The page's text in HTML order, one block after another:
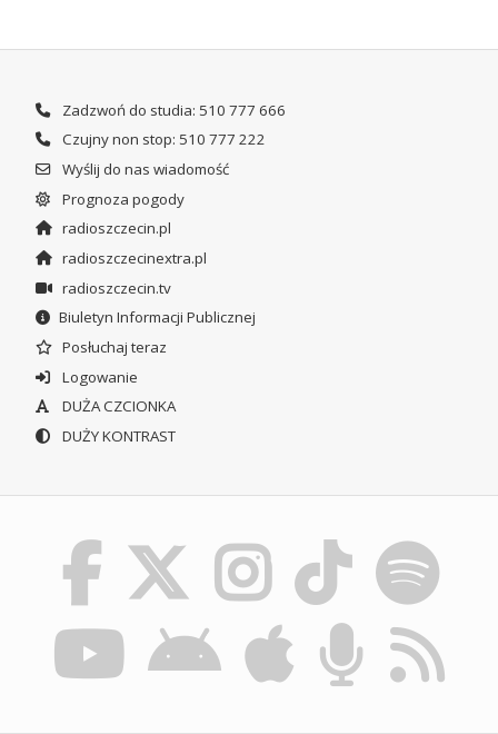
Zadzwoń do studia: 510 777 666
Czujny non stop: 510 777 222
Wyślij do nas wiadomość
Prognoza pogody
radioszczecin.pl
radioszczecinextra.pl
radioszczecin.tv
Biuletyn Informacji Publicznej
Posłuchaj teraz
Logowanie
DUŻA CZCIONKA
DUŻY KONTRAST